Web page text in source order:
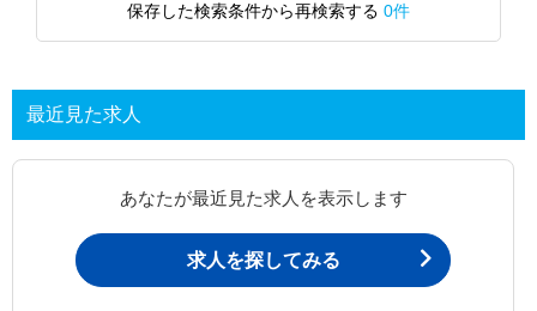
保存した検索条件から再検索する 0件
最近見た求人
あなたが最近見た求人を表示します
求人を探してみる